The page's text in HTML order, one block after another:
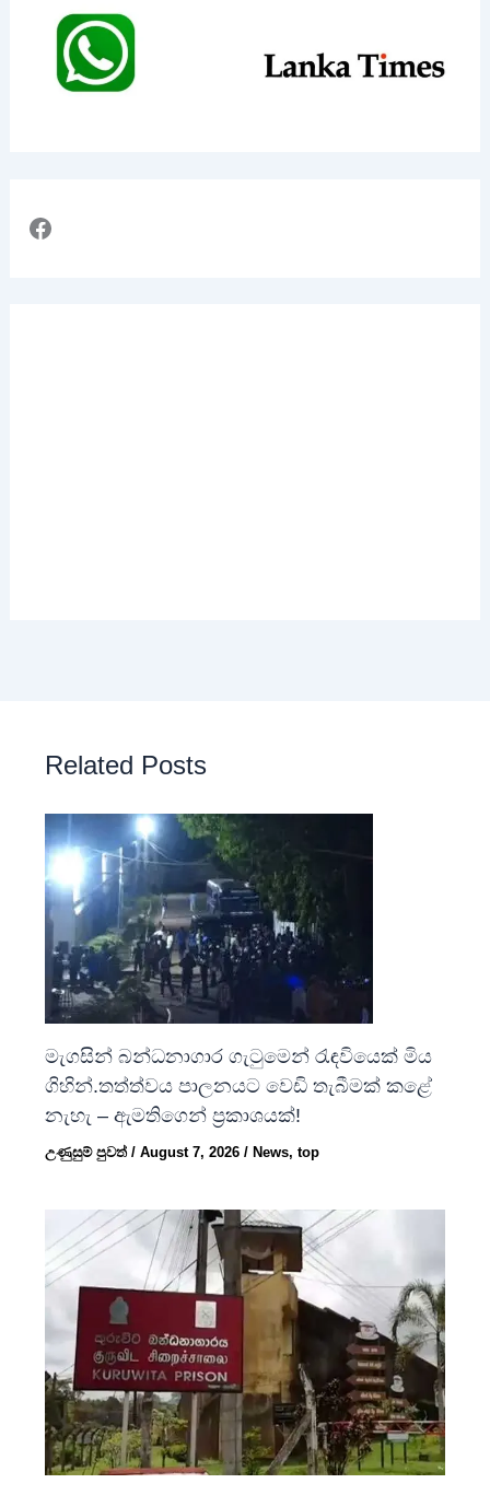
Related Posts
මැගසින් බන්ධනාගාර ගැටුමෙන් රැඳවියෙක් මිය
ගිහින්.තත්ත්වය පාලනයට වෙඩි තැබීමක් කළේ
නැහැ – ඇමතිගෙන් ප්‍රකාශයක්!
උණුසුම් පුවත්/August 7, 2026/ News,top